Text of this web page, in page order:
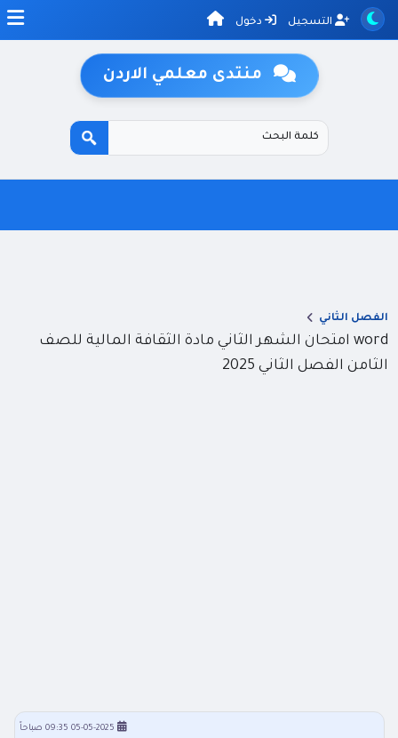
التسجيل دخول
منتدى معلمي الاردن
الفصل الثاني
word امتحان الشهر الثاني مادة الثقافة المالية للصف
الثامن الفصل الثاني 2025
05-05-2025 09:35 صباحاً